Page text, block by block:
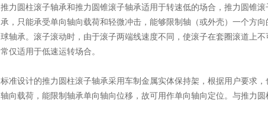
推力圆柱滚子轴承和推力圆锥滚子轴承适用于转速低的场合，推力圆锥
承，只能承受单向轴向载荷和轻微冲击，能够限制轴（或外壳）一个方
球轴承。滚子滚动时，由于滚子两端线速度不同，使滚子在套圈滚道上
常仅适用于低速运转场合。
标准设计的推力圆柱滚子轴承采用车制金属实体保持架，根据用户要求
轴向载荷，能限制轴承单向轴向位移，故可用作单向轴向定位。与推力